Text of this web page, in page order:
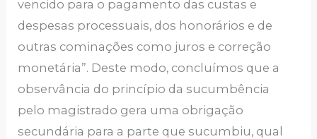
vencido para o pagamento das custas e
despesas processuais, dos honorários e de
outras cominações como juros e correção
monetária”. Deste modo, concluímos que a
observância do princípio da sucumbência
pelo magistrado gera uma obrigação
secundária para a parte que sucumbiu, qual